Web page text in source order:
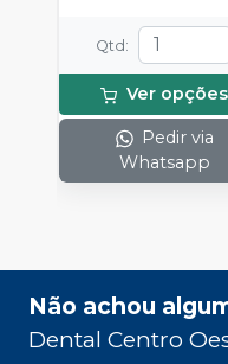
Qtd :
Ver opções
Pedir via
Whatsapp
Não achou
Dental Centro